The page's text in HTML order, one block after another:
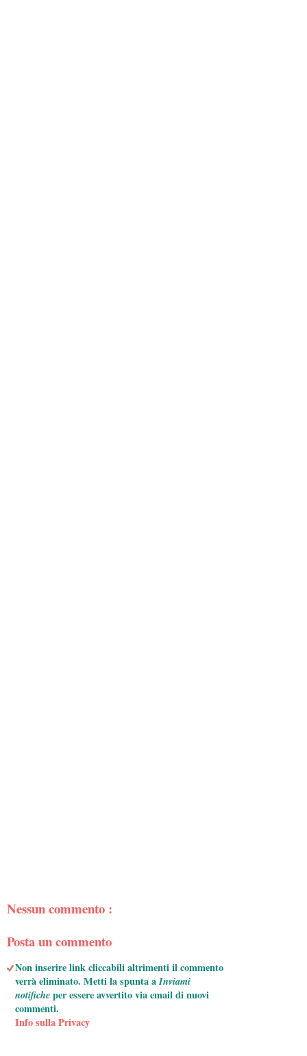
Nessun commento :
Posta un commento
Non inserire link cliccabili altrimenti il commento
verrà eliminato. Metti la spunta aInviami
notificheper essere avvertito via email di nuovi
commenti.
Info sulla Privacy